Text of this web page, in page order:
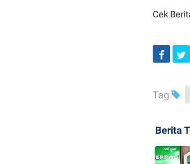
Cek
Tag
Berita